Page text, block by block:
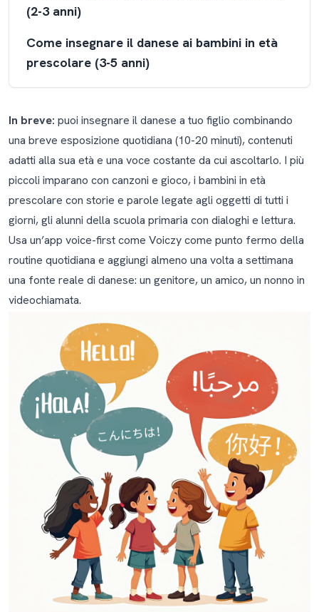
(2-3 anni)
Come insegnare il danese ai bambini in età
prescolare (3-5 anni)
scuola primaria (5-10 anni)
Come insegnare il danese a tutta la famiglia
Cosa sapere sulla fonologia del danese (e
perché tuo figlio la imparerà anche senza il
tuo aiuto)
E se vi siete appena trasferiti in Danimarca?
Strumenti che consigliamo
Come faccio a insegnare il danese a mio figlio se io
non lo parlo?
Qual è l’età migliore per iniziare a insegnare il danese
a un bambino?
Quanto tempo ci vuole prima che mio figlio inizi a
parlare danese?
Il mio bambino che sta imparando il danese sembra
parlare più tardi dei suoi amici svedesi o inglesi. È
normale?
Il danese è troppo difficile per un bambino piccolo?
Devo correggere gli errori di danese di mio figlio?
Mio figlio mescola il danese con la mia lingua madre
nella stessa frase. Devo preoccuparmi?
In breve: puoi insegnare il danese a tuo figlio combinando
una breve esposizione quotidiana (10-20 minuti), contenuti
adatti alla sua età e una voce costante da cui ascoltarlo. I più
piccoli imparano con canzoni e gioco, i bambini in età
prescolare con storie e parole legate agli oggetti di tutti i
giorni, gli alunni della scuola primaria con dialoghi e lettura.
Usa un’app voice-first come Voiczy come punto fermo della
routine quotidiana e aggiungi almeno una volta a settimana
una fonte reale di danese: un genitore, un amico, un nonno in
videochiamata.